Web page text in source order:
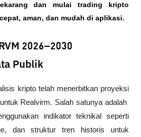
dan mulai trading kripto
aman, dan mudah di aplikasi.
2026–2030
Publik
kripto telah menerbitkan proyeksi
Realvirm. Salah satunya adalah
indikator teknikal seperti
dan struktur tren historis untuk